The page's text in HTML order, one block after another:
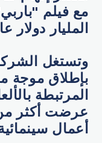
مع فيلم
المليار دولار
وتستغل
بإطلاق موجة
المرتبطة
أعمال